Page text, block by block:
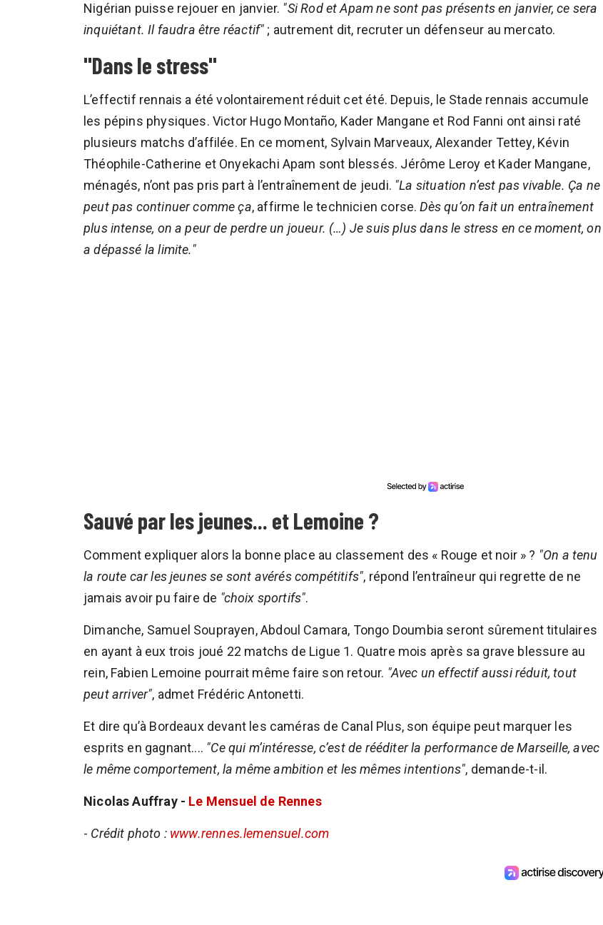
Nigérian puisse rejouer en janvier. "Si Rod et Apam ne sont pas présents en janvier, ce sera
inquiétant. Il faudra être réactif" ; autrement dit, recruter un défenseur au mercato.
"Dans le stress"
L’effectif rennais a été volontairement réduit cet été. Depuis, le Stade rennais accumule
les pépins physiques. Victor Hugo Montaño, Kader Mangane et Rod Fanni ont ainsi raté
plusieurs matchs d’affilée. En ce moment, Sylvain Marveaux, Alexander Tettey, Kévin
Théophile-Catherine et Onyekachi Apam sont blessés. Jérôme Leroy et Kader Mangane,
ménagés, n’ont pas pris part à l’entraînement de jeudi. "La situation n’est pas vivable. Ça ne
peut pas continuer comme ça, affirme le technicien corse.Dès qu’on fait un entraînement
plus intense, on a peur de perdre un joueur. (…) Je suis plus dans le stress en ce moment, on
a dépassé la limite."
Sauvé par les jeunes... et Lemoine ?
Comment expliquer alors la bonne place au classement des « Rouge et noir » ? "On a tenu
la route car les jeunes se sont avérés compétitifs", répond l’entraîneur qui regrette de ne
jamais avoir pu faire de "choix sportifs".
Dimanche, Samuel Souprayen, Abdoul Camara, Tongo Doumbia seront sûrement titulaires
en ayant à eux trois joué 22 matchs de Ligue 1. Quatre mois après sa grave blessure au
rein, Fabien Lemoine pourrait même faire son retour. "Avec un effectif aussi réduit, tout
peut arriver", admet Frédéric Antonetti.
Et dire qu’à Bordeaux devant les caméras de Canal Plus, son équipe peut marquer les
esprits en gagnant.... "Ce qui m’intéresse, c’est de rééditer la performance de Marseille, avec
le même comportement, la même ambition et les mêmes intentions", demande-t-il.
Nicolas Auffray - Le Mensuel de Rennes
- Crédit photo : www.rennes.lemensuel.com